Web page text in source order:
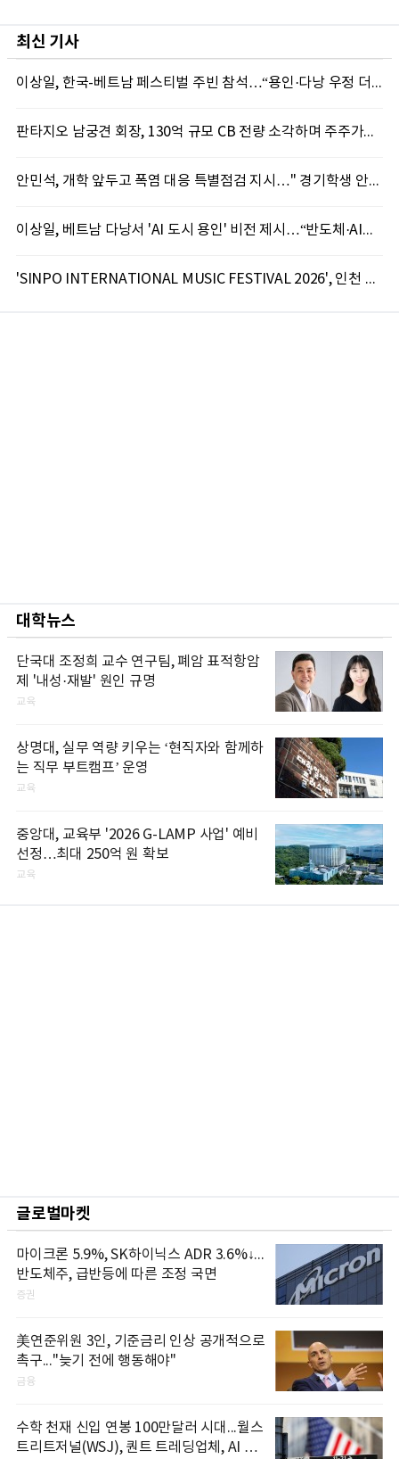
최신 기사
이상일, 한국-베트남 페스티벌 주빈 참석…“용인·다낭 우정 더 깊어질 것”
판타지오 남궁견 회장, 130억 규모 CB 전량 소각하며 주주가치 제고 박차
안민석, 개학 앞두고 폭염 대응 특별점검 지시…" 경기학생 안전 최우선"
이상일, 베트남 다낭서 'AI 도시 용인' 비전 제시…“반도체·AI로 시민 삶 바꾼다”
'SINPO INTERNATIONAL MUSIC FESTIVAL 2026', 인천 신포서 국제 음악축제 개최
대학뉴스
단국대 조정희 교수 연구팀, 폐암 표적항암
제 '내성·재발' 원인 규명
교육
상명대, 실무 역량 키우는 ‘현직자와 함께하
는 직무 부트캠프’ 운영
교육
중앙대, 교육부 '2026 G-LAMP 사업' 예비
선정…최대 250억 원 확보
교육
글로벌마켓
마이크론 5.9%, SK하이닉스 ADR 3.6%↓...
반도체주, 급반등에 따른 조정 국면
증권
美연준위원 3인, 기준금리 인상 공개적으로
촉구..."늦기 전에 행동해야"
금융
수학 천재 신입 연봉 100만달러 시대...월스
트리트저널(WSJ), 퀀트 트레딩업체, AI 기